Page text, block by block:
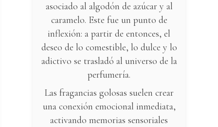
asociado al algodón de azúcar y al
caramelo. Este fue un punto de
inflexión: a partir de entonces, el
deseo de lo comestible, lo dulce y lo
adictivo se trasladó al universo de la
perfumería.
Las fragancias golosas suelen crear
una conexión emocional inmediata,
activando memorias sensoriales